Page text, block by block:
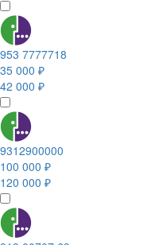
953 7777718
35 000 ₽
42 000 ₽
9312900000
100 000 ₽
120 000 ₽